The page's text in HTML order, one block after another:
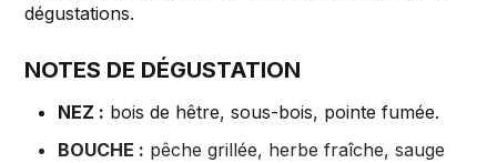
dégustations.
NOTES DE DÉGUSTATION
NEZ : bois de hêtre, sous-bois, pointe fumée.
BOUCHE : pêche grillée, herbe fraîche, sauge